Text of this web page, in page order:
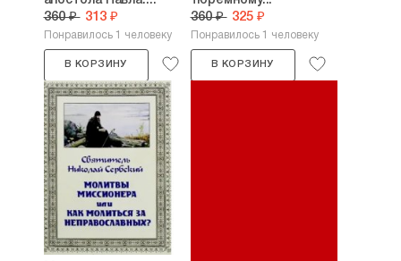
360 ₽ 313 ₽
Понравилось 1 человеку
В КОРЗИНУ
360 ₽ 325 ₽
Понравилось 1 человеку
В КОРЗИНУ